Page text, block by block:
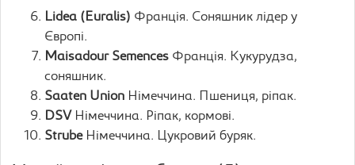
Lidea (Euralis) Франція. Соняшник лідер у
Європі.
Maisadour Semences Франція. Кукурудза,
соняшник.
Saaten Union Німеччина. Пшениця, ріпак.
DSV Німеччина. Ріпак, кормові.
StrubeНімеччина. Цукровий буряк.